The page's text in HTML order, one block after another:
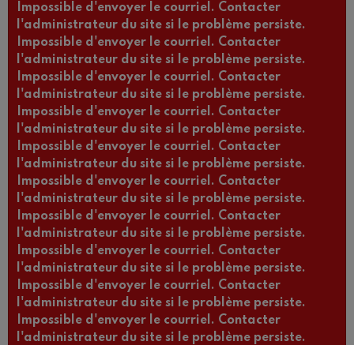
Impossible d'envoyer le courriel. Contacter
l'administrateur du site si le problème persiste.
Impossible d'envoyer le courriel. Contacter
l'administrateur du site si le problème persiste.
Impossible d'envoyer le courriel. Contacter
l'administrateur du site si le problème persiste.
Impossible d'envoyer le courriel. Contacter
l'administrateur du site si le problème persiste.
Impossible d'envoyer le courriel. Contacter
l'administrateur du site si le problème persiste.
Impossible d'envoyer le courriel. Contacter
l'administrateur du site si le problème persiste.
Impossible d'envoyer le courriel. Contacter
l'administrateur du site si le problème persiste.
Impossible d'envoyer le courriel. Contacter
l'administrateur du site si le problème persiste.
Impossible d'envoyer le courriel. Contacter
l'administrateur du site si le problème persiste.
Impossible d'envoyer le courriel. Contacter
l'administrateur du site si le problème persiste.